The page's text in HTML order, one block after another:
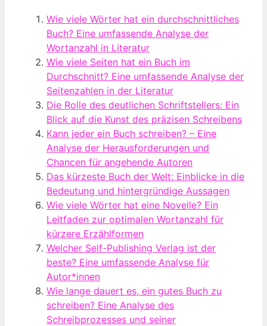
Wie viele Wörter hat ein durchschnittliches
Buch? Eine umfassende Analyse der
Wortanzahl in Literatur
Wie viele Seiten hat ein Buch im
Durchschnitt? Eine umfassende Analyse der
Seitenzahlen in der Literatur
Die Rolle des deutlichen Schriftstellers: Ein
Blick auf die Kunst des präzisen Schreibens
Kann jeder ein Buch schreiben? – Eine
Analyse der Herausforderungen und
Chancen für angehende Autoren
Das kürzeste Buch der Welt: Einblicke in die
Bedeutung und hintergründige Aussagen
Wie viele Wörter hat eine Novelle? Ein
Leitfaden zur optimalen Wortanzahl für
kürzere Erzählformen
Welcher Self-Publishing Verlag ist der
beste? Eine umfassende Analyse für
Autor*innen
Wie lange dauert es, ein gutes Buch zu
schreiben? Eine Analyse des
Schreibprozesses und seiner